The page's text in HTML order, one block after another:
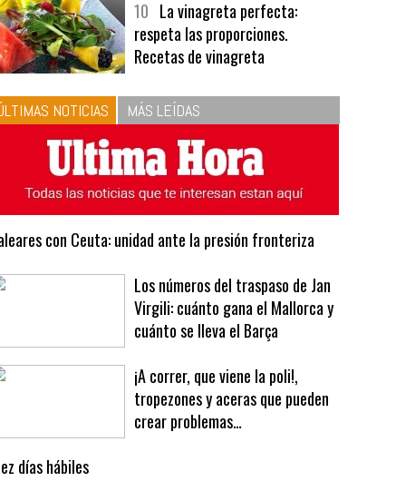
bavarois, tres recetas de premio |
Recetas y menús
respeta las proporciones.
Recetas de vinagreta
ÚLTIMAS NOTICIAS MÁS LEÍDAS
Baleares con Ceuta: unidad ante la presión fronteriza
Virgili: cuánto gana el Mallorca y
cuánto se lleva el Barça